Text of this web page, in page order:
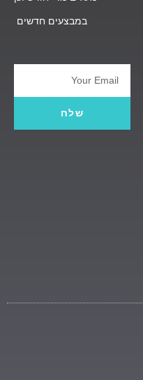
במבצעים חדשים
Email
שלח